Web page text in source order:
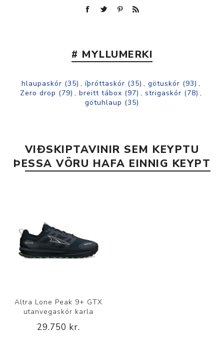
# MYLLUMERKI
hlaupaskór (35) , íþróttaskór (35) , götuskór (93) ,
Zero drop (79) , breitt tábox (97) , strigaskór (78) ,
götuhlaup (35)
VIÐSKIPTAVINIR SEM KEYPTU
ÞESSA VÖRU HAFA EINNIG KEYPT
Altra Lone Peak 9+ GTX
utanvegaskór karla
29.750 kr.